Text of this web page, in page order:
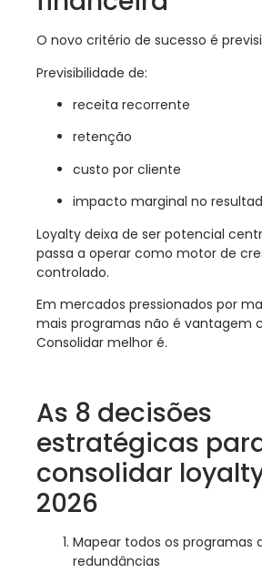
O novo critério de sucesso é
Previsibilidade de:
receita recorrente
retenção
custo por cliente
impacto marginal no
Loyalty deixa de ser potencial
passa a operar como motor de
controlado.
Em mercados pressionados por
mais programas não é vantagem
Consolidar melhor é.
As 8 decisões
estratégicas
consolidar
2026
Mapear todos os programas
redundâncias